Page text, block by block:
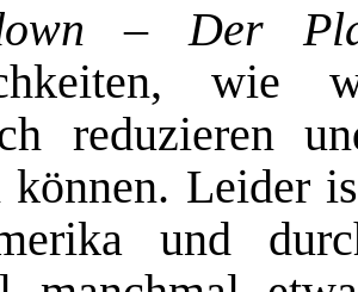
– Der
wie
reduzieren
können. Leider
und